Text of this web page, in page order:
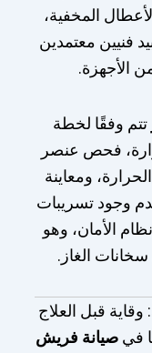
المخفية،
فنيين معتمدين
الأجهزة.
تتم وفقًا لخطة
فحص عنصر
ومعاينة
وجود تسريبات
الأمان، وهو
الغاز.
قبل العلاج
في صيانة فريش